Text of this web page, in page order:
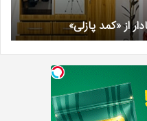
«کمد پازلی»